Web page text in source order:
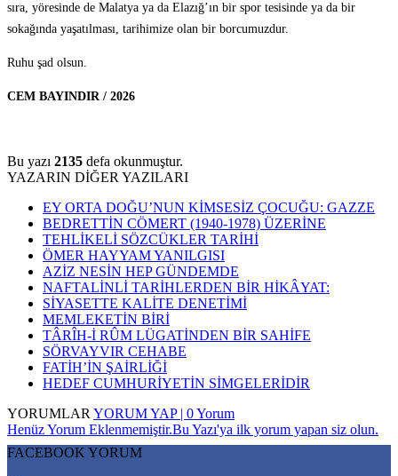
sıra, yöresinde de Malatya ya da Elazığ’ın bir spor tesisinde ya da bir
sokağında yaşatılması, tarihimize olan bir borcumuzdur.
Ruhu şad olsun.
CEM BAYINDIR / 2026
Bu yazı 2135 defa okunmuştur.
YAZARIN DİĞER YAZILARI
EY ORTA DOĞU’NUN KİMSESİZ ÇOCUĞU: GAZZE
BEDRETTİN CÖMERT (1940-1978) ÜZERİNE
TEHLİKELİ SÖZCÜKLER TARİHİ
ÖMER HAYYAM YANILGISI
AZİZ NESİN HEP GÜNDEMDE
NAFTALİNLİ TARİHLERDEN BİR HİKÂYAT:
SİYASETTE KALİTE DENETİMİ
MEMLEKETİN BİRİ
TÂRÎH-İ RÛM LÜGATİNDEN BİR SAHİFE
SÖRVAYVIR CEHABE
FATİH’İN ŞAİRLİĞİ
HEDEF CUMHURİYETİN SİMGELERİDİR
YORUMLAR YORUM YAP | 0 Yorum
Henüz Yorum Eklenmemiştir.Bu Yazı'ya ilk yorum yapan siz olun.
FACEBOOK YORUM